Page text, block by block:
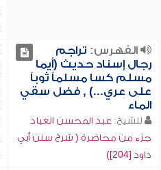
الفهرس: تراجم
رجال إسناد حديث (أيما
مسلم كسا مسلماً ثوباً
على عري...) , فضل سقي
الماء
للشيخ: عبد المحسن العباد
جزء من محاضرة ( شرح سنن أبي
داود [204])